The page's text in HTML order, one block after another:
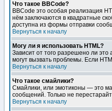
Что такое BBCode?
BBCode это особая реализация
нём заключаются в квадратные
доступна из формы отправки
Вернуться к началу
Могу ли я использовать HTML?
Зависит от того разрешено ли это
могут вызвать проблемы. Если
Вернуться к началу
Что такое смайлики?
Смайлики, или эмотиконы — это
сообщений. Только не
Вернуться к началу